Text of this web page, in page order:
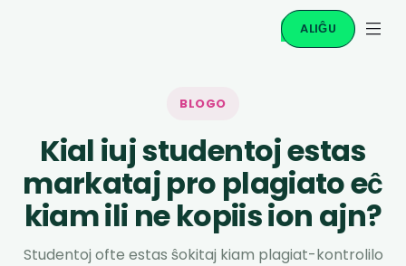
ALIĜU
BLOGO
Kial iuj studentoj estas
markataj pro plagiato eĉ
kiam ili ne kopiis ion ajn?
Studentoj ofte estas ŝokitaj kiam plagiat-kontrolilo